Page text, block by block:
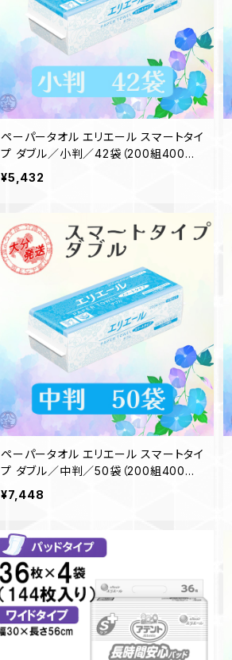
ペーパータオル エリエール スマートタイ
プ ダブル／小判／42袋（200組400枚）
日本製 高品質 お手拭き 業務用 家庭用
お客様用 吸水性 備品 買置き 洗面台 2
¥5,432
ペーパータオル エリエール スマートタイ
プ ダブル／中判／50袋（200組400枚）
日本製 高品質 お手拭き 業務用 家庭用
お客様用 吸水性 備品 買置き 洗面台 2
¥7,448